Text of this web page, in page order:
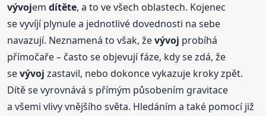
vývojemdítěte, a to ve všech oblastech. Kojenec
se vyvíjí plynule a jednotlivé dovednosti na sebe
navazují. Neznamená to však, ževývoj probíhá
přímočaře – často se objevují fáze, kdy se zdá, že
sevývoj zastavil, nebo dokonce vykazuje kroky zpět.
Dítě se vyrovnává s přímým působením gravitace
a všemi vlivy vnějšího světa. Hledáním a také pomocí již